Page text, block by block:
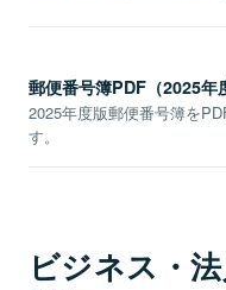
郵便番号簿PDF（2025年
2025年度版郵便番号簿を
す。
ビジネス・